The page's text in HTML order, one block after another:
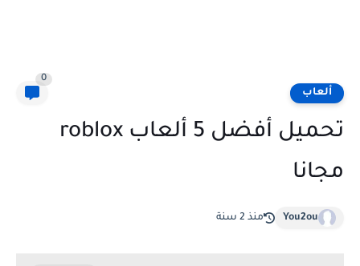
ألعاب
0
تحميل أفضل 5 ألعاب roblox
مجانا
You2ou منذ 2 سنة